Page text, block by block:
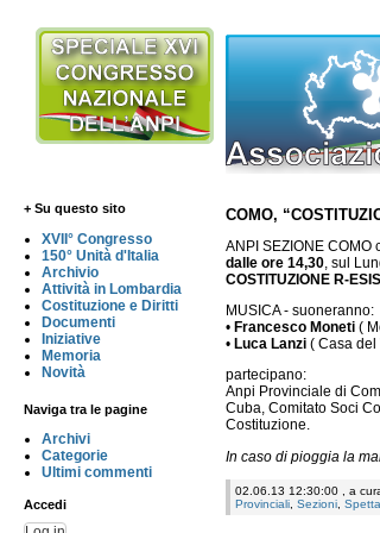
+ Su questo sito
XVII° Congresso
150° Unità d'Italia
Archivio
Attività in Lombardia
Costituzione e Diritti
Documenti
Iniziative
Memoria
Novità
Naviga tra le pagine
Archivi
Categorie
Ultimi commenti
Accedi
COMO,
ANPI SEZIONE
dalle ore 14,30, sul
COSTITUZIONE R-
MUSICA - suoneranno:
• Francesco Moneti (
• Luca Lanzi ( Casa del
partecipano:
Anpi Provinciale di
Cuba, Comitato Soci
Costituzione.
In caso di pioggia la
02.06.13 12:30:00 , a
Provinciali Sezioni